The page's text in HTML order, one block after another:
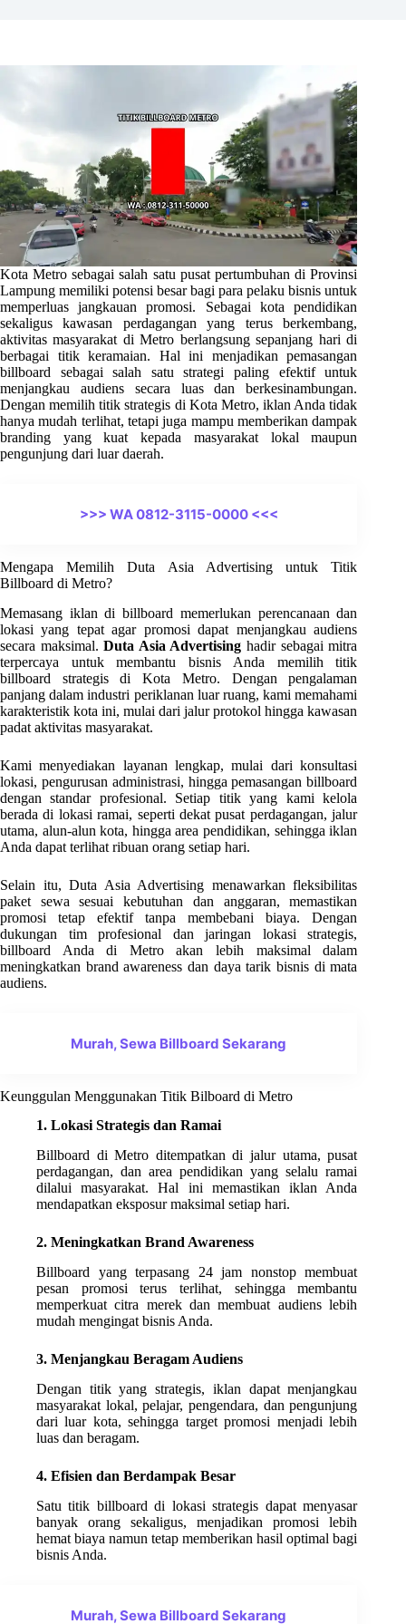
Kota Metro sebagai salah satu pusat pertumbuhan di Provinsi
Lampung memiliki potensi besar bagi para pelaku bisnis untuk
memperluas jangkauan promosi. Sebagai kota pendidikan
sekaligus kawasan perdagangan yang terus berkembang,
aktivitas masyarakat di Metro berlangsung sepanjang hari di
berbagai titik keramaian. Hal ini menjadikan pemasangan
billboard sebagai salah satu strategi paling efektif untuk
menjangkau audiens secara luas dan berkesinambungan.
Dengan memilih titik strategis di Kota Metro, iklan Anda tidak
hanya mudah terlihat, tetapi juga mampu memberikan dampak
branding yang kuat kepada masyarakat lokal maupun
pengunjung dari luar daerah.
>>> WA 0812-3115-0000 <<<
Mengapa Memilih Duta Asia Advertising untuk Titik
Billboard di Metro?
Memasang iklan di billboard memerlukan perencanaan dan
lokasi yang tepat agar promosi dapat menjangkau audiens
secara maksimal.Duta Asia Advertising hadir sebagai mitra
terpercaya untuk membantu bisnis Anda memilih titik
billboard strategis di Kota Metro. Dengan pengalaman
panjang dalam industri periklanan luar ruang, kami memahami
karakteristik kota ini, mulai dari jalur protokol hingga kawasan
padat aktivitas masyarakat.
Kami menyediakan layanan lengkap, mulai dari konsultasi
lokasi, pengurusan administrasi, hingga pemasangan billboard
dengan standar profesional. Setiap titik yang kami kelola
berada di lokasi ramai, seperti dekat pusat perdagangan, jalur
utama, alun-alun kota, hingga area pendidikan, sehingga iklan
Anda dapat terlihat ribuan orang setiap hari.
Selain itu, Duta Asia Advertising menawarkan fleksibilitas
paket sewa sesuai kebutuhan dan anggaran, memastikan
promosi tetap efektif tanpa membebani biaya. Dengan
dukungan tim profesional dan jaringan lokasi strategis,
billboard Anda di Metro akan lebih maksimal dalam
meningkatkan brand awareness dan daya tarik bisnis di mata
audiens.
Murah, Sewa Billboard Sekarang
Keunggulan Menggunakan Titik Bilboard di Metro
1. Lokasi Strategis dan Ramai
Billboard di Metro ditempatkan di jalur utama, pusat
perdagangan, dan area pendidikan yang selalu ramai
dilalui masyarakat. Hal ini memastikan iklan Anda
mendapatkan eksposur maksimal setiap hari.
2. Meningkatkan Brand Awareness
Billboard yang terpasang 24 jam nonstop membuat
pesan promosi terus terlihat, sehingga membantu
memperkuat citra merek dan membuat audiens lebih
mudah mengingat bisnis Anda.
3. Menjangkau Beragam Audiens
Dengan titik yang strategis, iklan dapat menjangkau
masyarakat lokal, pelajar, pengendara, dan pengunjung
dari luar kota, sehingga target promosi menjadi lebih
luas dan beragam.
4. Efisien dan Berdampak Besar
Satu titik billboard di lokasi strategis dapat menyasar
banyak orang sekaligus, menjadikan promosi lebih
hemat biaya namun tetap memberikan hasil optimal bagi
bisnis Anda.
Murah, Sewa Billboard Sekarang